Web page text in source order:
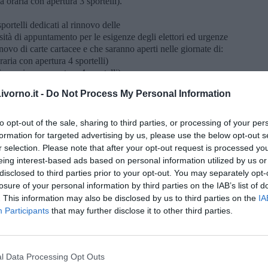
- Do Not Process My Personal Information
opt-out of the sale, sharing to third parties, or processing of your
for targeted advertising by us, please use the below opt-out
selection. Please note that after your opt-out request is processed
interest-based ads based on personal information utilized by us
to third parties prior to your opt-out. You may separately
of your personal information by third parties on the IAB’s list of
This information may also be disclosed by us to third parties on the
Participants that may further disclose it to other third parties.
Data Processing Opt Outs
dedicati al rinnovo delle
di appuntamento per le esigenze degli elettori ed urgenze
di carte cartacee e che saranno aperti nelle giornate di:
con apertura 4 sportelli)
oraria con apertura 4 sportelli)
con apertura 4 sportelli).
Identità Elettronica) sono invariati rispetto al vecchio
di età (non è possibile agire per delega o per procura);
come spiegato di seguito;
o con altro documento valido o in via residuale e previa
due testimoni muniti di documento valido;
del documento e di esibire la denuncia alla richiesta di
per il rilascio di documento valido per l'espatrio ai
la propria volontà in ordine alla dichiarazione in merito alla